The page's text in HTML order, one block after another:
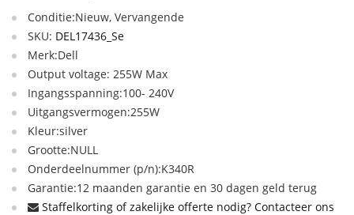
Conditie:Nieuw, Vervangende
SKU: DEL17436_Se
Merk:Dell
Output voltage: 255W Max
Ingangsspanning:100- 240V
Uitgangsvermogen:255W
Kleur:silver
Grootte:NULL
Onderdeelnummer (p/n):K340R
Garantie:12 maanden garantie en 30 dagen geld terug
Staffelkorting of zakelijke offerte nodig? Contacteer ons